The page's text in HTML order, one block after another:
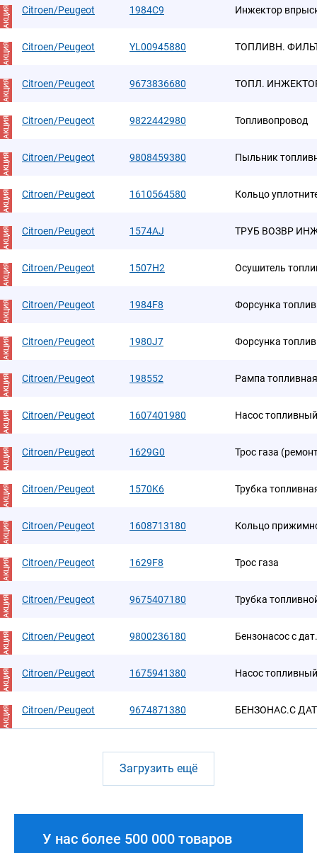
АКЦИЯ Citroen/Peugeot 1984C9 Инжектор
АКЦИЯ Citroen/Peugeot YL00945880 ТОПЛИВН.
АКЦИЯ Citroen/Peugeot 9673836680 ТОПЛ.
АКЦИЯ Citroen/Peugeot 9822442980 Топливопровод
АКЦИЯ Citroen/Peugeot 9808459380 Пыльник
АКЦИЯ Citroen/Peugeot 1610564580 Кольцо
АКЦИЯ Citroen/Peugeot 1574AJ ТРУБ ВОЗВР
АКЦИЯ Citroen/Peugeot 1507H2 Осушитель
АКЦИЯ Citroen/Peugeot 1984F8 Форсунка
АКЦИЯ Citroen/Peugeot 1980J7 Форсунка
АКЦИЯ Citroen/Peugeot 198552 Рампа топливная
АКЦИЯ Citroen/Peugeot 1607401980 Насос топливный
АКЦИЯ Citroen/Peugeot 1629G0 Трос газа
АКЦИЯ Citroen/Peugeot 1570K6 Трубка
АКЦИЯ Citroen/Peugeot 1608713180 Кольцо
АКЦИЯ Citroen/Peugeot 1629F8 Трос газа
АКЦИЯ Citroen/Peugeot 9675407180 Трубка
АКЦИЯ Citroen/Peugeot 9800236180 Бензонасос с дат.
АКЦИЯ Citroen/Peugeot 1675941380 Насос топливный
АКЦИЯ Citroen/Peugeot 9674871380 БЕНЗОНАС.С
Загрузить ещё
У нас более 500 000 товаров